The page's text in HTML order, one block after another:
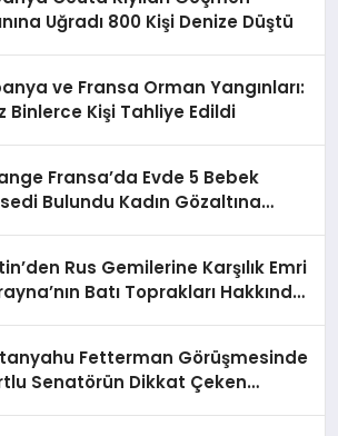
Uğradı 800 Kişi Denize Düştü
ve Fransa Orman Yangınları:
Binlerce Kişi Tahliye Edildi
Fransa’da Evde 5 Bebek
Bulundu Kadın Gözaltına
Rus Gemilerine Karşılık Emri
Batı Toprakları Hakkında
Fetterman Görüşmesinde
Senatörün Dikkat Çeken